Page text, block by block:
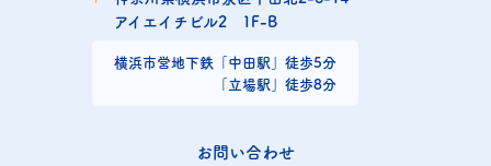
アイエイチビル2 1F-B
横浜市営地下鉄 「中田駅」徒歩5分
「立場駅」徒歩8分
お問い合わせ